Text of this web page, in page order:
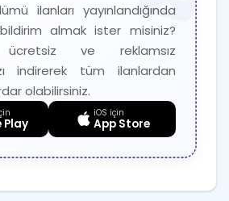
ilanları yayınlandığında
almak ister misiniz?
ücretsiz ve reklamsız
indirerek tüm ilanlardan
olabilirsiniz.
Play
iOS için
App Store